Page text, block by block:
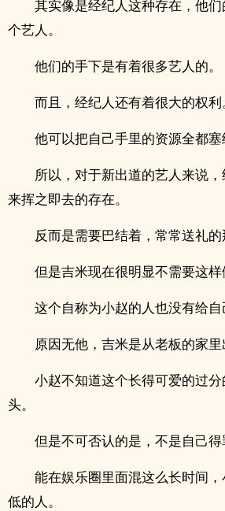
其实像是经纪人这种存在，他
个艺人。
他们的手下是有着很多艺人的。
而且，经纪人还有着很大的权利
他可以把自己手里的资源全都塞
所以，对于新出道的艺人来说
来挥之即去的存在。
反而是需要巴结着，常常送礼的
但是吉米现在很明显不需要这样
这个自称为小赵的人也没有给自
原因无他，吉米是从老板的家里
小赵不知道这个长得可爱的过
头。
但是不可否认的是，不是自己得
能在娱乐圈里面混这么长时间
低的人。